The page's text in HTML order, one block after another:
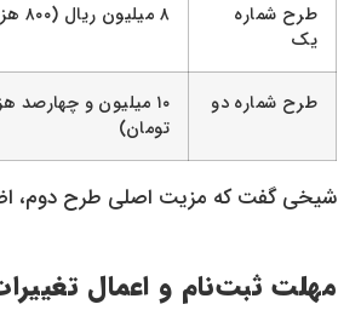
طرح شماره
یک
۸ میلیون ریال (۸۰۰ هزار تومان)
طرح شماره دو
تومان)
شیخی گفت که مزیت اصلی طرح دوم،
مهلت ثبت‌نام و اعمال